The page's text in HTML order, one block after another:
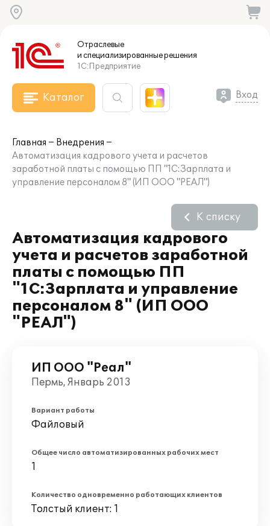
Отраслевые
и специализированныерешения
1С:Предприятие
Каталог Вход
Главная
Внедрения
Автоматизация кадрового учета и расчетов
заработной платы с помощью ПП "1С:Зарплата и
управление персоналом 8" (ИП ООО "РЕАЛ")
Автоматизация кадрового
учета и расчетов заработной
платы с помощью ПП
"1С:Зарплата и управление
персоналом 8" (ИП ООО
"РЕАЛ")
К списку
ИП ООО "Реал"
Пермь, Январь 2013
Вариант работы
Файловый
Общее число автоматизированных рабочих мест
1
Количество одновременно работающих клиентов
Толстый клиент: 1